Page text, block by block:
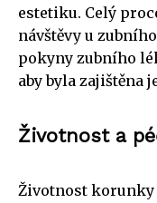
estetiku. Celý
návštěvy u
pokyny zubního
aby byla zajištěna
Životnost a
Životnost